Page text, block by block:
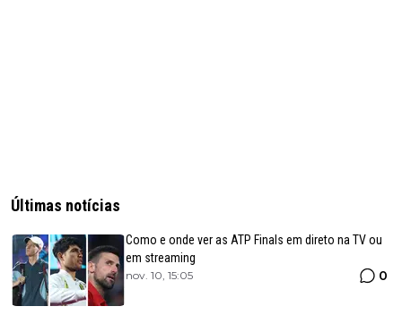
Últimas notícias
Como e onde ver as ATP Finals em direto na TV ou
em streaming
nov. 10, 15:05 0